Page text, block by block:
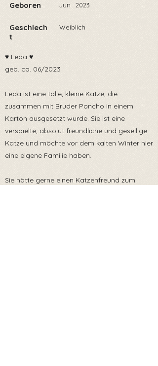
Geboren
Geschlech
t
Jun 2023
Weiblich
♥️ Leda ♥️
geb. ca. 06/2023
Leda ist eine tolle, kleine Katze, die
zusammen mit Bruder Poncho in einem
Karton ausgesetzt wurde. Sie ist eine
verspielte, absolut freundliche und gesellige
Katze und möchte vor dem kalten Winter hier
eine eigene Familie haben.
Sie hätte gerne einen Katzenfreund zum